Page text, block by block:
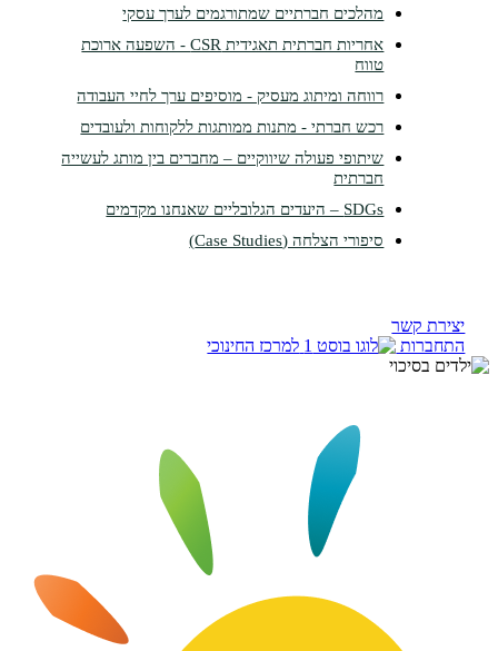
מהלכים חברתיים שמתורגמים לערך עסקי
אחריות חברתית תאגידית CSR - השפעה ארוכת
רווחה ומיתוג מעסיק - מוסיפים ערך לחיי העבודה
רכש חברתי - מתנות ממותגות ללקוחות ולעובדים
שיתופי פעולה שיווקיים – מחברים בין מותג לעשייה
סיפורי הצלחה (Case Studies)
למרכז החינוכי